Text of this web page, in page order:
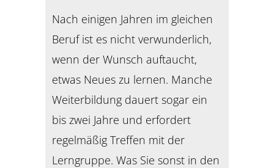
Nach einigen Jahren im gleichen
Beruf ist es nicht verwunderlich,
wenn der Wunsch auftaucht,
etwas Neues zu lernen. Manche
Weiterbildung dauert sogar ein
bis zwei Jahre und erfordert
regelmäßig Treffen mit der
Lerngruppe. Was Sie sonst in den